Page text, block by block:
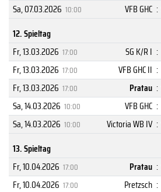
Sa, 07.03.2026 10:00 VFB GHC :
12. Spieltag
Fr, 13.03.2026 17:00 SG K/R I :
Fr, 13.03.2026 17:00 VFB GHC II :
Fr, 13.03.2026 17:00 Pratau :
Sa, 14.03.2026 10:00 VFB GHC :
Sa, 14.03.2026 10:00 Victoria WB IV :
13. Spieltag
Fr, 10.04.2026 17:00 Pratau :
Fr, 10.04.2026 17:00 Pretzsch :